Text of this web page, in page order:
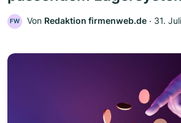
FW Von Redaktion firmenweb.de ‧ 31.